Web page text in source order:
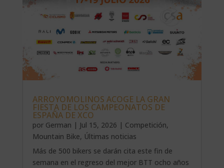
ARROYOMOLINOS ACOGE LA GRAN
FIESTA DE LOS CAMPEONATOS DE
ESPAÑA DE XCO
por German | Jul 15, 2026 | Competición,
Mountain Bike, Últimas noticias
Más de 500 bikers se darán cita este fin de
semana en el regreso del mejor BTT ocho años